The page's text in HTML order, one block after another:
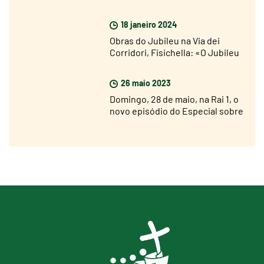
18 janeiro 2024
Obras do Jubileu na Via dei
Corridori, Fisichella: «O Jubileu
26 maio 2023
Domingo, 28 de maio, na Rai 1, o
novo episódio do Especial sobre